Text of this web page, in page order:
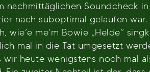
nachmittäglichen Soundcheck
nach suboptimal gelaufen
wie’e me’m Bowie „Helde“
mal in die Tat umgesetzt
wir heute wenigstens noch mal